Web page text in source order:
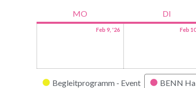
MO DI
Feb 9, '26 Feb
Kategorien
Begleitprogramm - Event BENN